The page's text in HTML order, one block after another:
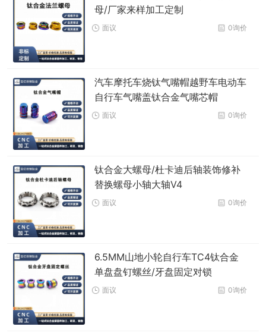
母/厂家来样加工定制
0询价
面议
汽车摩托车烧钛气嘴帽越野车电动车
自行车气嘴盖钛合金气嘴芯帽
0询价
面议
钛合金大螺母/杜卡迪后轴装饰修补
替换螺母小轴大轴V4
0询价
面议
6.5MM山地小轮自行车TC4钛合金
单盘盘钉螺丝/牙盘固定对锁
0询价
面议